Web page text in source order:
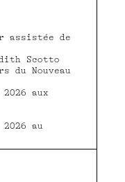
assistée de
Scotto
du Nouveau
aux
au